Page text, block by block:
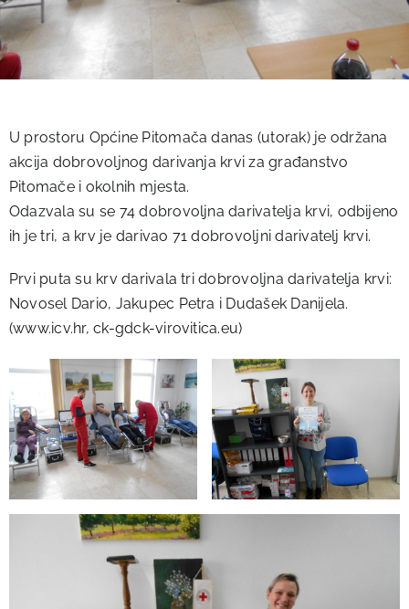
U prostoru Općine Pitomača danas (utorak) je održana
akcija dobrovoljnog darivanja krvi za građanstvo
Pitomače i okolnih mjesta.
Odazvala su se 74 dobrovoljna darivatelja krvi, odbijeno
ih je tri, a krv je darivao 71 dobrovoljni darivatelj krvi.
Prvi puta su krv darivala tri dobrovoljna darivatelja krvi:
Novosel Dario, Jakupec Petra i Dudašek Danijela.
(www.icv.hr, ck-gdck-virovitica.eu)